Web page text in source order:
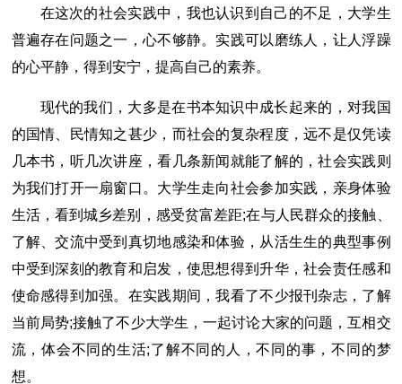
在这次的社会实践中，我也认识到自己的不足，大学生
普遍存在问题之一，心不够静。实践可以磨练人，让人浮躁
的心平静，得到安宁，提高自己的素养。
现代的我们，大多是在书本知识中成长起来的，对我国
的国情、民情知之甚少，而社会的复杂程度，远不是仅凭读
几本书，听几次讲座，看几条新闻就能了解的，社会实践则
为我们打开一扇窗口。大学生走向社会参加实践，亲身体验
生活，看到城乡差别，感受贫富差距;在与人民群众的接触、
了解、交流中受到真切地感染和体验，从活生生的典型事例
中受到深刻的教育和启发，使思想得到升华，社会责任感和
使命感得到加强。在实践期间，我看了不少报刊杂志，了解
当前局势;接触了不少大学生，一起讨论大家的问题，互相交
流，体会不同的生活;了解不同的人，不同的事，不同的梦
想。